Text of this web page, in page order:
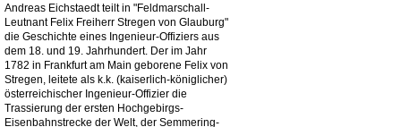
Andreas Eichstaedt teilt in "Feldmarschall-
Leutnant Felix Freiherr Stregen von Glauburg"
die Geschichte eines Ingenieur-Offiziers aus
dem 18. und 19. Jahrhundert. Der im Jahr
1782 in Frankfurt am Main geborene Felix von
Stregen, leitete als k.k. (kaiserlich-königlicher)
österreichischer Ingenieur-Offizier die
Trassierung der ersten Hochgebirgs-
Eisenbahnstrecke der Welt, der Semmering-